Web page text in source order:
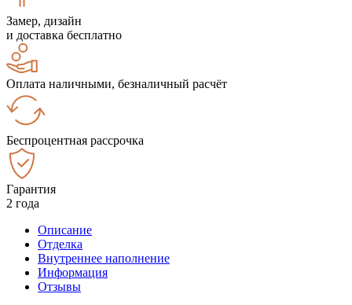
Замер, дизайн
и доставка бесплатно
Оплата наличными, безналичный расчёт
Беспроцентная рассрочка
Гарантия
2 года
Описание
Отделка
Внутреннее наполнение
Информация
Отзывы